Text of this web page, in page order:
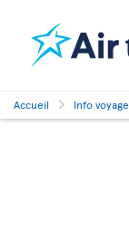
Accueil Info voyage